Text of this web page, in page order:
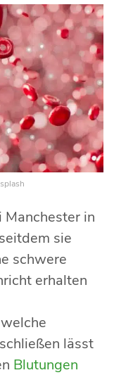
Manchester in
sie
schwere
erhalten
lässt
Blutungen